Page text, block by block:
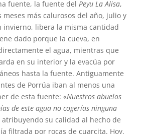
fuente, la fuente del Peyu La Alisa,
más calurosos del año, julio y
invierno, libera la misma cantidad
dado porque la cueva, en
el agua, mientras que
en su interior y la evacúa por
hasta la fuente. Antiguamente
de Porrúa iban al menos una
de esta fuente: «Nuestros abuelos
de este agua no cogerías ninguna
atribuyendo su calidad al hecho de
filtrada por rocas de cuarcita. Hoy,